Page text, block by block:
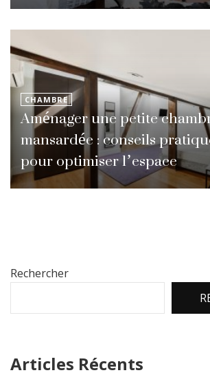
CHAMBRE
Aménager une petite
mansardée : conseils
pour optimiser l’espace
Rechercher
Articles Récents